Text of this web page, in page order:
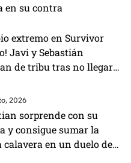
en su contra
extremo en Survivor
Javi y Sebastián
de tribu tras no llegar a
2026
sorprende con su
y consigue sumar la
calavera en un duelo de